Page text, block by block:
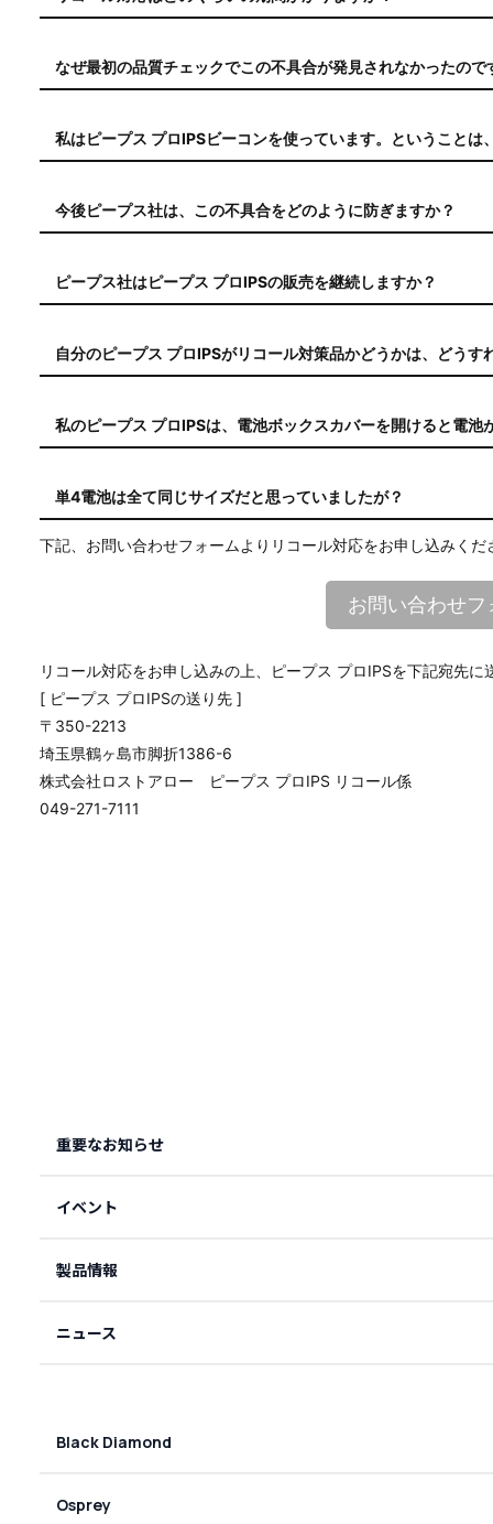
日程度をご予定ください。
なぜ最初の品質チェックでこの不具合が発見されなかったので
ァイバー複合材の予期せぬ挙動に起因します。製造後、ハウ
を示しました。その結果、電池ボックスが0.2mm大きくなっ
私はピープス プロIPSビーコンを使っています。ということ
せん。しかしながら、安全上のリスクがありますのでリコー
とに変わりはありません。
今後ピープス社は、この不具合をどのように防ぎますか？
段を講じ、2024年11月21日以降に出荷される全ての新しい
います。これにより、世界中で入手可能なすべての長さの単
ピープス社はピープス プロIPSの販売を継続しますか？
減する画期的な技術が搭載されています。電池端子の接触不
使用になれます。
自分のピープス プロIPSがリコール対策品かどうかは、どうす
リコール対策品は、製品パッケージの前面の「PIEPS PRO
を参照）。
リコール対策品は、改良された電池端子を目視で確認するこ
リコール対策品のマーク
PIEPS アプリ
ピープス プロIPSをスマートフォンの「PIEPS」アプリに接
ピープス プロIPSをBluetoothで「PIEPS」アプリに接続しま
ファームウェアが古い場合は、アップデートを促されます。
次の画面で「バッテリー接点バージョン」が 「警告」（電
私のピープス プロIPSは、電池ボックスカバーを開けると電
カバーが常に完全に閉じており、電池ボックスを固定するネ
い。
単4電池は全て同じサイズだと思っていましたが？
電池は製造公差を考慮した規格(下記参照)に従って製造され
ANSI(米国国家標準協会) = 44.5mm〜43.3mm
下記、お問い合わせフォームよりリコール対応をお申し込みくだ
お問い合わせフ
リコール対応をお申し込みの上、ピープス プロIPSを下記宛先
[ ピープス プロIPSの送り先 ]
〒350-2213
埼玉県鶴ヶ島市脚折1386-6
株式会社ロストアロー ピープス プロIPS リコール係
049-271-7111
重要なお知らせ
イベント
製品情報
ニュース
Black Diamond
Osprey